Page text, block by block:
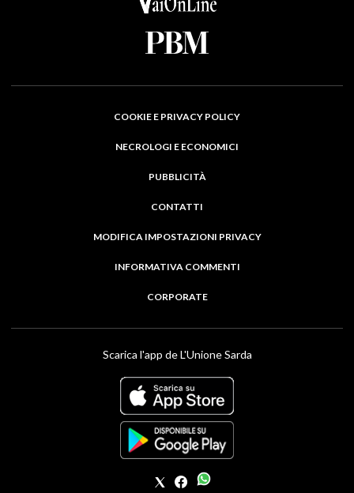
COOKIE E PRIVACY POLICY
NECROLOGI E ECONOMICI
PUBBLICITÀ
CONTATTI
MODIFICA IMPOSTAZIONI PRIVACY
INFORMATIVA COMMENTI
CORPORATE
Scarica l'app de L'Unione Sarda